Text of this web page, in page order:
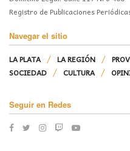
Registro de Publicaciones
Navegar el sitio
LA PLATA LA REGIÓN
SOCIEDAD
CULTURA
Seguir en Redes